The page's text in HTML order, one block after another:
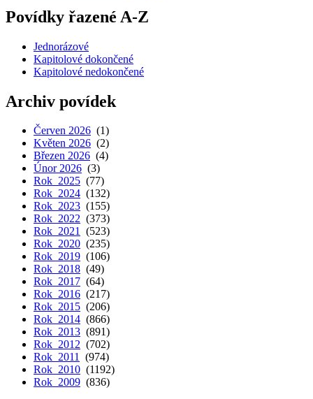
Povídky řazené A-Z
Jednorázové
Kapitolové dokončené
Kapitolové nedokončené
Archiv povídek
Červen 2026 (1)
Květen 2026 (2)
Březen 2026 (4)
Únor 2026 (3)
Rok 2025 (77)
Rok 2024 (132)
Rok 2023 (155)
Rok 2022 (373)
Rok 2021 (523)
Rok 2020 (235)
Rok 2019 (106)
Rok 2018 (49)
Rok 2017 (64)
Rok 2016 (217)
Rok 2015 (206)
Rok 2014 (866)
Rok 2013 (891)
Rok 2012 (702)
Rok 2011 (974)
Rok 2010 (1192)
Rok 2009 (836)